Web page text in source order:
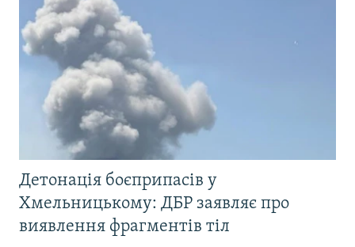
Детонація боєприпасів у
Хмельницькому: ДБР заявляє про
виявлення фрагментів тіл